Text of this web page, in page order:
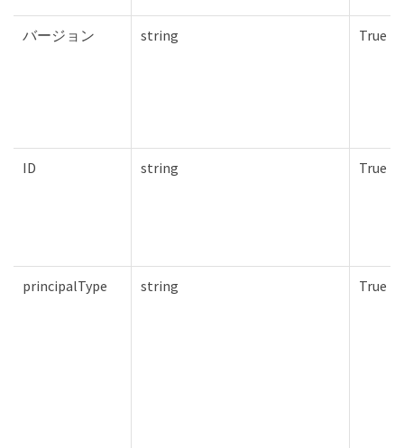
バージョン string True
ID string True
principalType string True